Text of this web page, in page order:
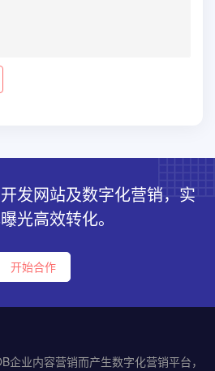
发网站及数字化营销，实
光高效转化。
开始合作
企业内容营销而产生数字化营销平台，